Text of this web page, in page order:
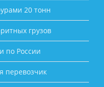
20 тонн
грузов
по России
перевозчик